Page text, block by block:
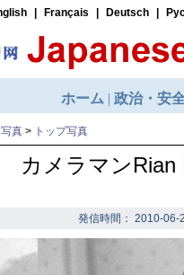
写真 > トップ写真
カメラマン
発信時間： 2010-